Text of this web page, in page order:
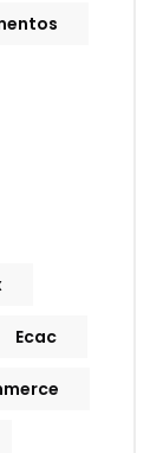
Ecac